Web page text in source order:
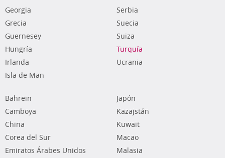
Georgia
Grecia
Guernesey
Hungría
Irlanda
Isla de Man
Serbia
Suecia
Suiza
Turquía
Ucrania
Bahrein
Camboya
China
Corea del Sur
Emiratos Árabes Unidos
Japón
Kazajstán
Kuwait
Macao
Malasia